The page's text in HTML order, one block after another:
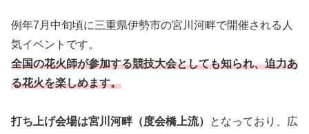
例年7月中旬頃に三重県伊勢市の宮川河畔で開催される人
気イベントです。
全国の花火師が参加する競技大会としても知られ、迫力あ
る花火を楽しめます。
打ち上げ会場は宮川河畔（度会橋上流）
となっており、広